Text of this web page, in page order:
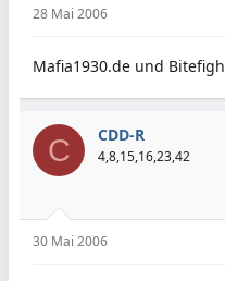
28 Mai 2006
Mafia1930.de und
C CDD-R
4,8,15,16,23,42
30 Mai 2006